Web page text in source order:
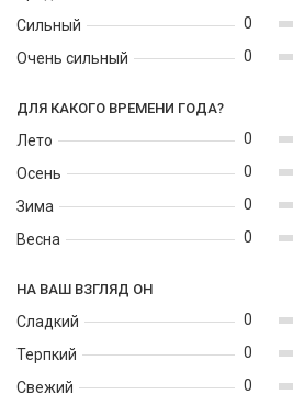
Сильный
Очень сильный
0
0
ДЛЯ КАКОГО ВРЕМЕНИ ГОДА?
Лето
Осень
Зима
Весна
0
0
0
0
НА ВАШ ВЗГЛЯД ОН
Сладкий
Терпкий
Свежий
0
0
0